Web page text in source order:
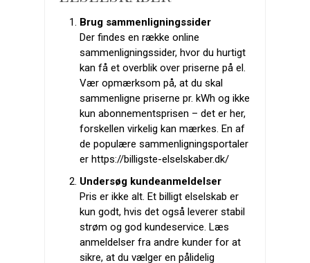
Brug sammenligningssider
Der findes en række online
sammenligningssider, hvor du hurtigt
kan få et overblik over priserne på el.
Vær opmærksom på, at du skal
sammenligne priserne pr. kWh og ikke
kun abonnementsprisen – det er her,
forskellen virkelig kan mærkes. En af
de populære sammenligningsportaler
er https://billigste-elselskaber.dk/
Undersøg kundeanmeldelser
Pris er ikke alt. Et billigt elselskab er
kun godt, hvis det også leverer stabil
strøm og god kundeservice. Læs
anmeldelser fra andre kunder for at
sikre, at du vælger en pålidelig